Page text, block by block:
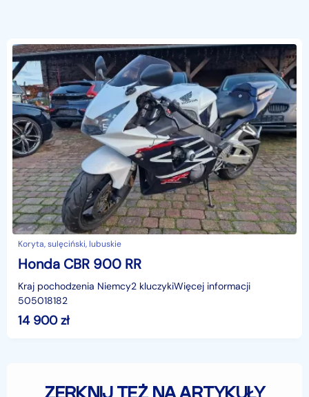
Koryta, sulęciński, lubuskie
Honda CBR 900 RR
Kraj pochodzenia Niemcy2 kluczykiWięcej informacji
505018182
14 900zł